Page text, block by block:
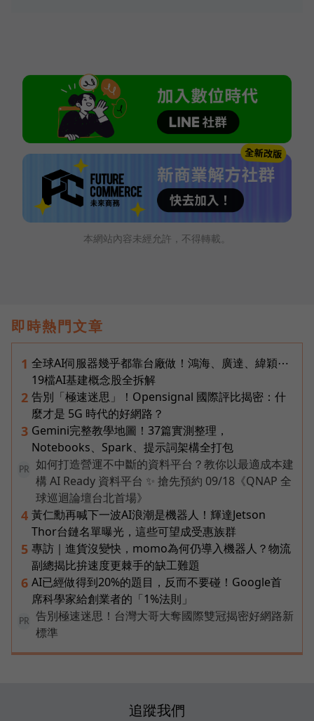
本網站內容未經允許，不得轉載。
即時熱門文章
1 全球AI伺服器幾乎都靠台廠做！鴻海、廣達、緯穎⋯
19檔AI基建概念股全拆解
2 告別「極速迷思」！Opensignal 國際評比揭密：什
麼才是 5G 時代的好網路？
3 Gemini完整教學地圖！37篇實測整理，
Notebooks、Spark、提示詞架構全打包
PR
如何打造營運不中斷的資料平台？教你以最適成本建
構 AI Ready 資料平台 ✨ 搶先預約 09/18《QNAP 全
球巡迴論壇台北首場》
4 黃仁勳再喊下一波AI浪潮是機器人！輝達Jetson
Thor台鏈名單曝光，這些可望成受惠族群
5 專訪｜進貨沒變快，momo為何仍導入機器人？物流
副總揭比拚速度更棘手的缺工難題
6 AI已經做得到20%的題目，反而不要碰！Google首
席科學家給創業者的「1%法則」
PR
告別極速迷思！台灣大哥大奪國際雙冠揭密好網路新
標準
追蹤我們